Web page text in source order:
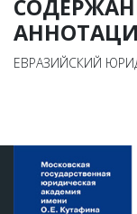
ЕВРАЗИЙСКИЙ